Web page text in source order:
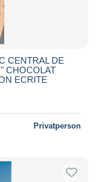
CENTRAL DE
CHOCOLAT
ECRITE
Privatperson